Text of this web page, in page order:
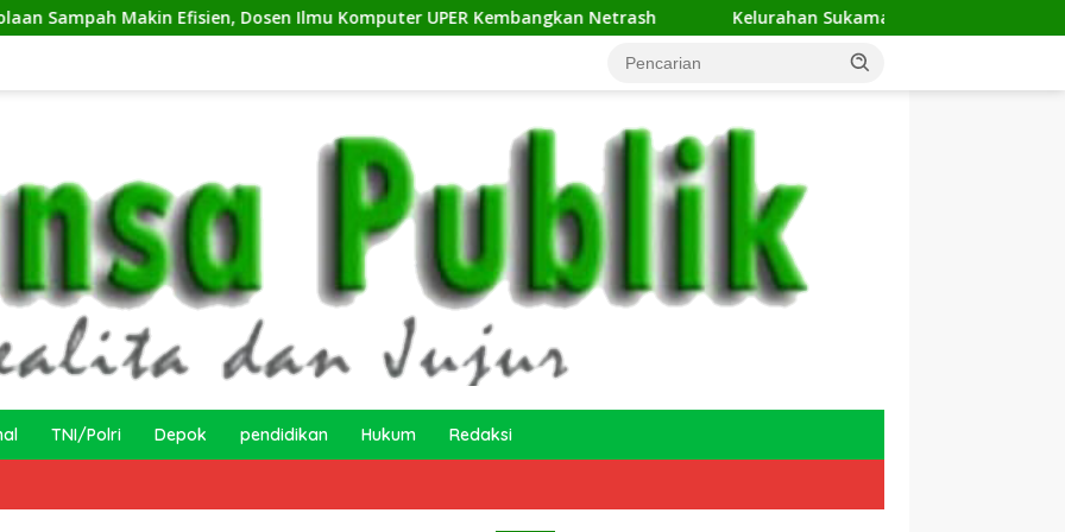
Dosen Ilmu Komputer UPER Kembangkan Netrash Kelurahan Sukamaju Gelar Jumat Bersih di RW 23, Warga
TNI/Polri Depok pendidikan Hukum Redaksi